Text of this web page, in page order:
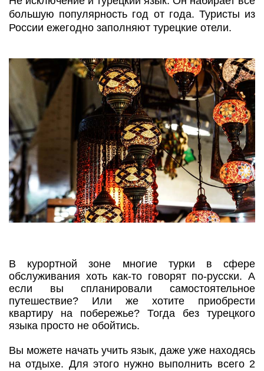
большую популярность год от года. Туристы из
России ежегодно заполняют турецкие отели.
В курортной зоне многие турки в сфере
обслуживания хоть как-то говорят по-русски. А
если вы спланировали самостоятельное
путешествие? Или же хотите приобрести
квартиру на побережье? Тогда без турецкого
языка просто не обойтись.
Вы можете начать учить язык, даже уже находясь
на отдыхе. Для этого нужно выполнить всего 2